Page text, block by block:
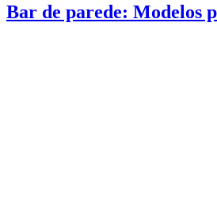
Bar de parede: Modelos